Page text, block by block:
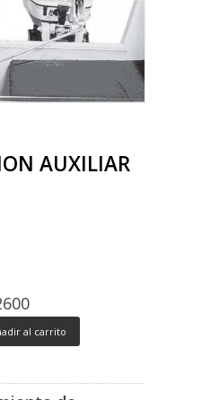
AUXILIAR
al carrito